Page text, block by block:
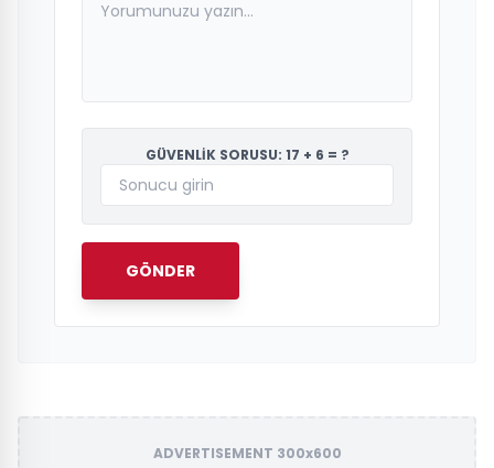
GÜVENLİK SORUSU: 17 + 6 = ?
GÖNDER
ADVERTISEMENT 300x600